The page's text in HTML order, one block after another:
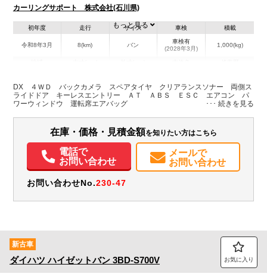
カーリングサポート 株式会社(石川県)
初年度
令和8年3月
走行
8(km)
サイズ
バン
車検
車検有
(2028年3月)
積載
1,000(kg)
石川県
W:1,690
H:1,990
－
パワステ パワーウィンドウ ABS エアバッグ
バックモニター
記録簿（一部含む）
取扱説明書（一部含む） メンテナンスノート（保証書）
もっと見る
DX ４ＷＤ バックカメラ スペアタイヤ クリアランスソナー 両側ス
ライドドア キーレスエントリー ＡＴ ＡＢＳ ＥＳＣ エアコン パ
ワーウィンドウ 運転席エアバッグ
在庫・価格・見積金額を知りたい方はこちら
電話で
お問い合わせ
メールで
お問い合わせ
お問い合わせNo.230-47
新古車
ダイハツ ハイゼットバン 3BD-S700V お気に入り